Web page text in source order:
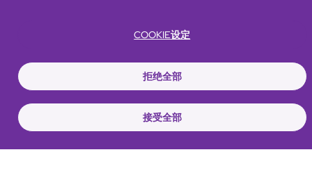
关于我们推广及优惠
抢先一步，掌握最新资讯！
COOKIE设定
拒绝全部
接受全部